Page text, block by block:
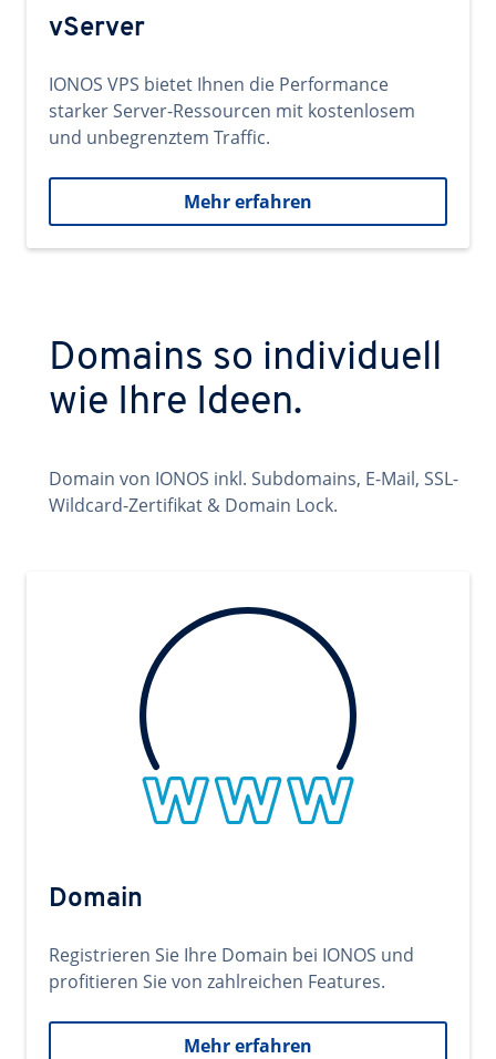
vServer
IONOS VPS bietet Ihnen die Performance
starker Server-Ressourcen mit kostenlosem
und unbegrenztem Traffic.
Mehr erfahren
Domains so individuell
wie Ihre Ideen.
Domain von IONOS inkl. Subdomains, E-Mail, SSL-
Wildcard-Zertifikat & Domain Lock.
Domain
Registrieren Sie Ihre Domain bei IONOS und
profitieren Sie von zahlreichen Features.
Mehr erfahren